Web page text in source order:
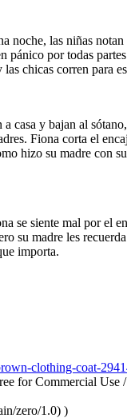
noche, las niñas notan
pánico por todas
chicas corren para
casa y bajan al
Fiona corta el
hizo su madre con
se siente mal por el
su madre les
importa.
clothing-coat-
for Commercial Use
zero/1.0) )